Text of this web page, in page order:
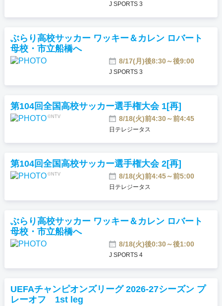
Jリーグクラブ応援番組
ハイライト／関連動画
J SPORTS 3
ぶらり高校サッカー ワッキー＆カレン ロバート
母校・市立船橋へ
8/17(月)後8:30～後9:00
J SPORTS 3
©NTV
第104回全国高校サッカー選手権大会 1[再]
8/18(火)前4:30～前4:45
日テレジータス
©NTV
第104回全国高校サッカー選手権大会 2[再]
8/18(火)前4:45～前5:00
日テレジータス
ぶらり高校サッカー ワッキー＆カレン ロバート
母校・市立船橋へ
8/18(火)後0:30～後1:00
J SPORTS 4
UEFAチャンピオンズリーグ 2026-27シーズン プ
レーオフ 1st leg